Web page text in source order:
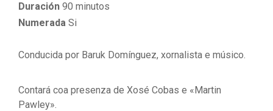
Duración 90 minutos
Numerada Si
Conducida por Baruk Domínguez, xornalista e músico.
Contará coa presenza de Xosé Cobas e «Martin
Pawley».